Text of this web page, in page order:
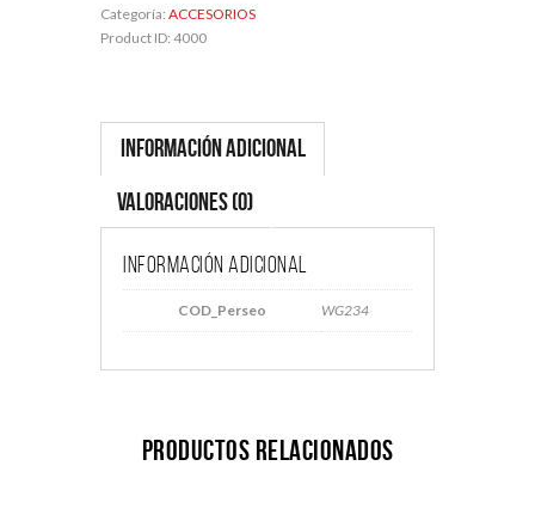
Categoría: ACCESORIOS
Product ID: 4000
Información adicional
Valoraciones (0)
Información adicional
COD_Perseo WG234
Productos relacionados